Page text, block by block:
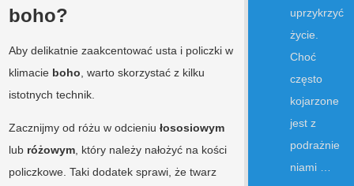
boho?
Aby delikatnie zaakcentować usta i policzki w
klimacie boho , warto skorzystać z kilku
istotnych technik.
Zacznijmy od różu w odcieniułososiowym
lub różowym , który należy nałożyć na kości
policzkowe. Taki dodatek sprawi, że twarz
uprzykrzyć
życie.
Choć
często
kojarzone
jest z
podrażnie
niami …